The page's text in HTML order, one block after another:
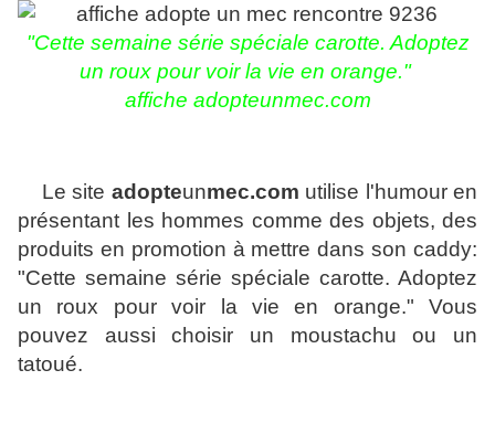
"Cette semaine série spéciale carotte. Adoptez
un roux pour voir la vie en orange."
affiche adopteunmec.com
Le site adopteunmec.com utilise l'humour en
présentant les hommes comme des objets, des
produits en promotion à mettre dans son caddy:
"Cette semaine série spéciale carotte. Adoptez
un roux pour voir la vie en orange." Vous
pouvez aussi choisir un moustachu ou un
tatoué.